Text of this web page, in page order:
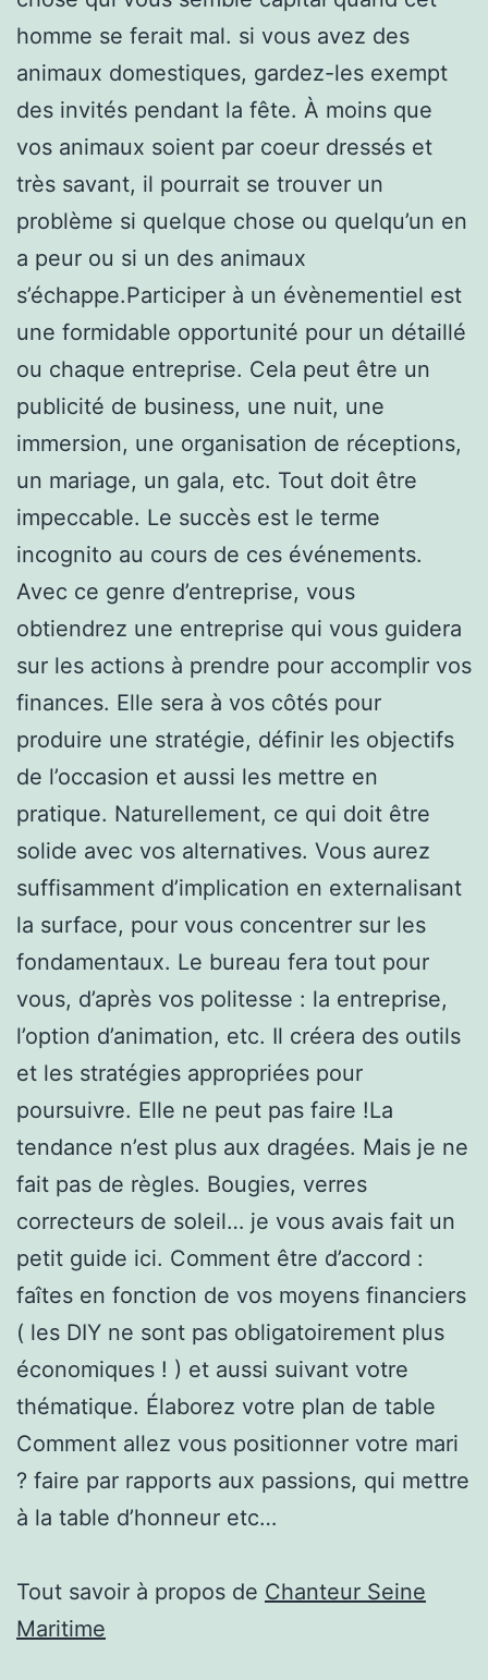
homme se ferait mal. si vous avez des
animaux domestiques, gardez-les exempt
des invités pendant la fête. À moins que
vos animaux soient par coeur dressés et
très savant, il pourrait se trouver un
problème si quelque chose ou quelqu’un en
a peur ou si un des animaux
s’échappe.Participer à un évènementiel est
une formidable opportunité pour un détaillé
ou chaque entreprise. Cela peut être un
publicité de business, une nuit, une
immersion, une organisation de réceptions,
un mariage, un gala, etc. Tout doit être
impeccable. Le succès est le terme
incognito au cours de ces événements.
Avec ce genre d’entreprise, vous
obtiendrez une entreprise qui vous guidera
sur les actions à prendre pour accomplir vos
finances. Elle sera à vos côtés pour
produire une stratégie, définir les objectifs
de l’occasion et aussi les mettre en
pratique. Naturellement, ce qui doit être
solide avec vos alternatives. Vous aurez
suffisamment d’implication en externalisant
la surface, pour vous concentrer sur les
fondamentaux. Le bureau fera tout pour
vous, d’après vos politesse : la entreprise,
l’option d’animation, etc. Il créera des outils
et les stratégies appropriées pour
poursuivre. Elle ne peut pas faire !La
tendance n’est plus aux dragées. Mais je ne
fait pas de règles. Bougies, verres
correcteurs de soleil… je vous avais fait un
petit guide ici. Comment être d’accord :
faîtes en fonction de vos moyens financiers
( les DIY ne sont pas obligatoirement plus
économiques ! ) et aussi suivant votre
thématique. Élaborez votre plan de table
Comment allez vous positionner votre mari
? faire par rapports aux passions, qui mettre
à la table d’honneur etc…
Tout savoir à propos de Chanteur Seine
Maritime